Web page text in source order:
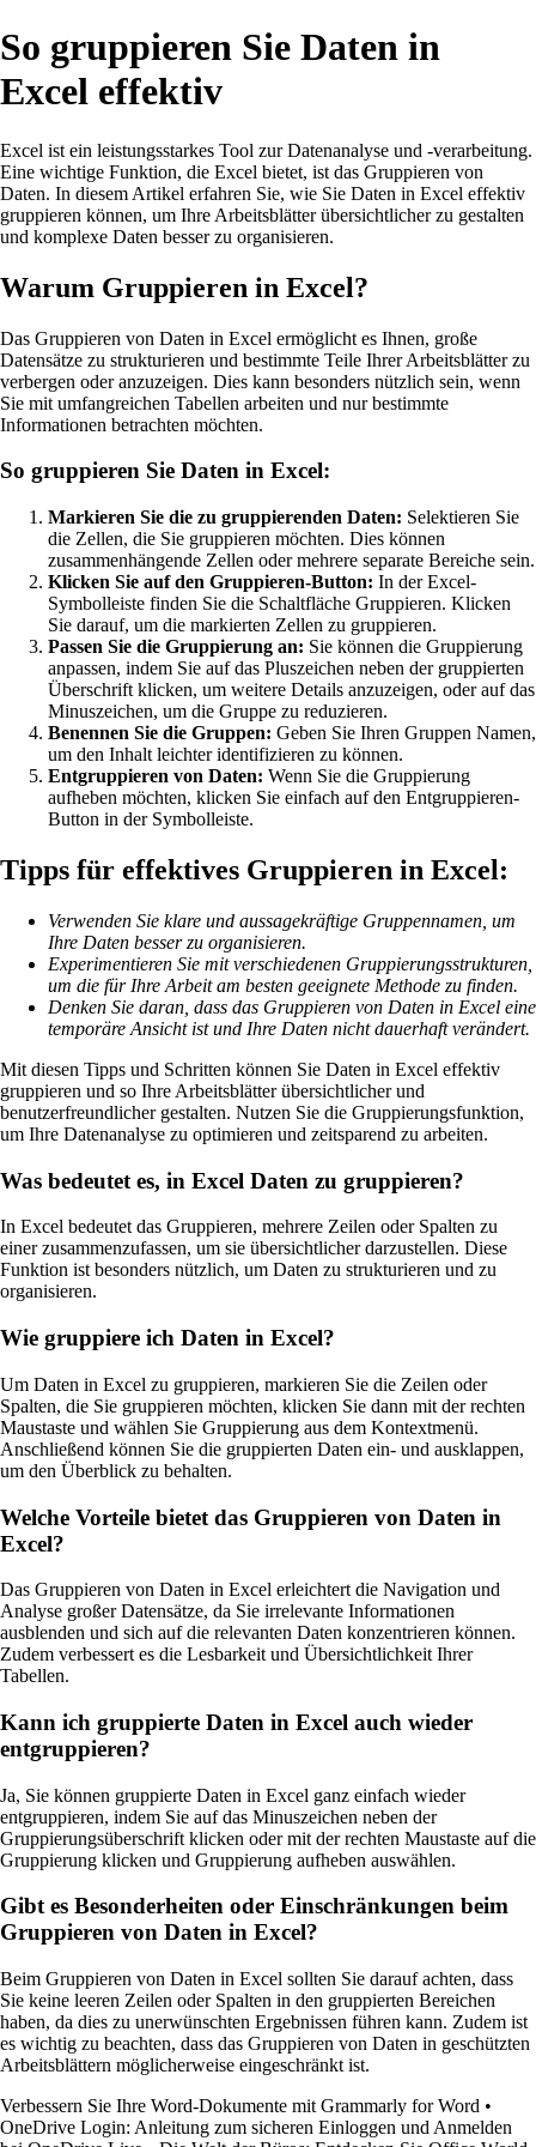
So gruppieren Sie Daten in
Excel effektiv
Excel ist ein leistungsstarkes Tool zur Datenanalyse und -verarbeitung.
Eine wichtige Funktion, die Excel bietet, ist das Gruppieren von
Daten. In diesem Artikel erfahren Sie, wie Sie Daten in Excel effektiv
gruppieren können, um Ihre Arbeitsblätter übersichtlicher zu gestalten
und komplexe Daten besser zu organisieren.
Warum Gruppieren in Excel?
Das Gruppieren von Daten in Excel ermöglicht es Ihnen, große
Datensätze zu strukturieren und bestimmte Teile Ihrer Arbeitsblätter zu
verbergen oder anzuzeigen. Dies kann besonders nützlich sein, wenn
Sie mit umfangreichen Tabellen arbeiten und nur bestimmte
Informationen betrachten möchten.
So gruppieren Sie Daten in Excel:
Markieren Sie die zu gruppierenden Daten: Selektieren Sie
die Zellen, die Sie gruppieren möchten. Dies können
zusammenhängende Zellen oder mehrere separate Bereiche sein.
Klicken Sie auf den Gruppieren-Button: In der Excel-
Symbolleiste finden Sie die Schaltfläche Gruppieren. Klicken
Sie darauf, um die markierten Zellen zu gruppieren.
Passen Sie die Gruppierung an: Sie können die Gruppierung
anpassen, indem Sie auf das Pluszeichen neben der gruppierten
Überschrift klicken, um weitere Details anzuzeigen, oder auf das
Minuszeichen, um die Gruppe zu reduzieren.
Benennen Sie die Gruppen: Geben Sie Ihren Gruppen Namen,
um den Inhalt leichter identifizieren zu können.
Entgruppieren von Daten: Wenn Sie die Gruppierung
aufheben möchten, klicken Sie einfach auf den Entgruppieren-
Button in der Symbolleiste.
Tipps für effektives Gruppieren in Excel:
Verwenden Sie klare und aussagekräftige Gruppennamen, um
Ihre Daten besser zu organisieren.
Experimentieren Sie mit verschiedenen Gruppierungsstrukturen,
um die für Ihre Arbeit am besten geeignete Methode zu finden.
Denken Sie daran, dass das Gruppieren von Daten in Excel eine
temporäre Ansicht ist und Ihre Daten nicht dauerhaft verändert.
Mit diesen Tipps und Schritten können Sie Daten in Excel effektiv
gruppieren und so Ihre Arbeitsblätter übersichtlicher und
benutzerfreundlicher gestalten. Nutzen Sie die Gruppierungsfunktion,
um Ihre Datenanalyse zu optimieren und zeitsparend zu arbeiten.
Was bedeutet es, in Excel Daten zu gruppieren?
In Excel bedeutet das Gruppieren, mehrere Zeilen oder Spalten zu
einer zusammenzufassen, um sie übersichtlicher darzustellen. Diese
Funktion ist besonders nützlich, um Daten zu strukturieren und zu
organisieren.
Wie gruppiere ich Daten in Excel?
Um Daten in Excel zu gruppieren, markieren Sie die Zeilen oder
Spalten, die Sie gruppieren möchten, klicken Sie dann mit der rechten
Maustaste und wählen Sie Gruppierung aus dem Kontextmenü.
Anschließend können Sie die gruppierten Daten ein- und ausklappen,
um den Überblick zu behalten.
Welche Vorteile bietet das Gruppieren von Daten in
Excel?
Das Gruppieren von Daten in Excel erleichtert die Navigation und
Analyse großer Datensätze, da Sie irrelevante Informationen
ausblenden und sich auf die relevanten Daten konzentrieren können.
Zudem verbessert es die Lesbarkeit und Übersichtlichkeit Ihrer
Tabellen.
Kann ich gruppierte Daten in Excel auch wieder
entgruppieren?
Ja, Sie können gruppierte Daten in Excel ganz einfach wieder
entgruppieren, indem Sie auf das Minuszeichen neben der
Gruppierungsüberschrift klicken oder mit der rechten Maustaste auf die
Gruppierung klicken und Gruppierung aufheben auswählen.
Gibt es Besonderheiten oder Einschränkungen beim
Gruppieren von Daten in Excel?
Beim Gruppieren von Daten in Excel sollten Sie darauf achten, dass
Sie keine leeren Zeilen oder Spalten in den gruppierten Bereichen
haben, da dies zu unerwünschten Ergebnissen führen kann. Zudem ist
es wichtig zu beachten, dass das Gruppieren von Daten in geschützten
Arbeitsblättern möglicherweise eingeschränkt ist.
Verbessern Sie Ihre Word-Dokumente mit Grammarly for Word •
OneDrive Login: Anleitung zum sicheren Einloggen und Anmelden